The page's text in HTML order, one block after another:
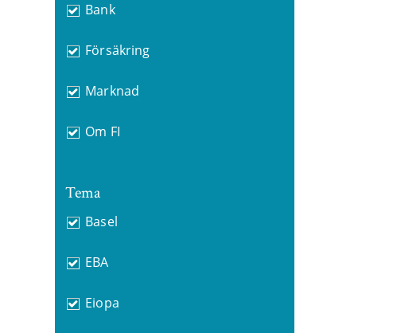
Bank
Försäkring
Marknad
Om FI
Tema
Basel
EBA
Eiopa